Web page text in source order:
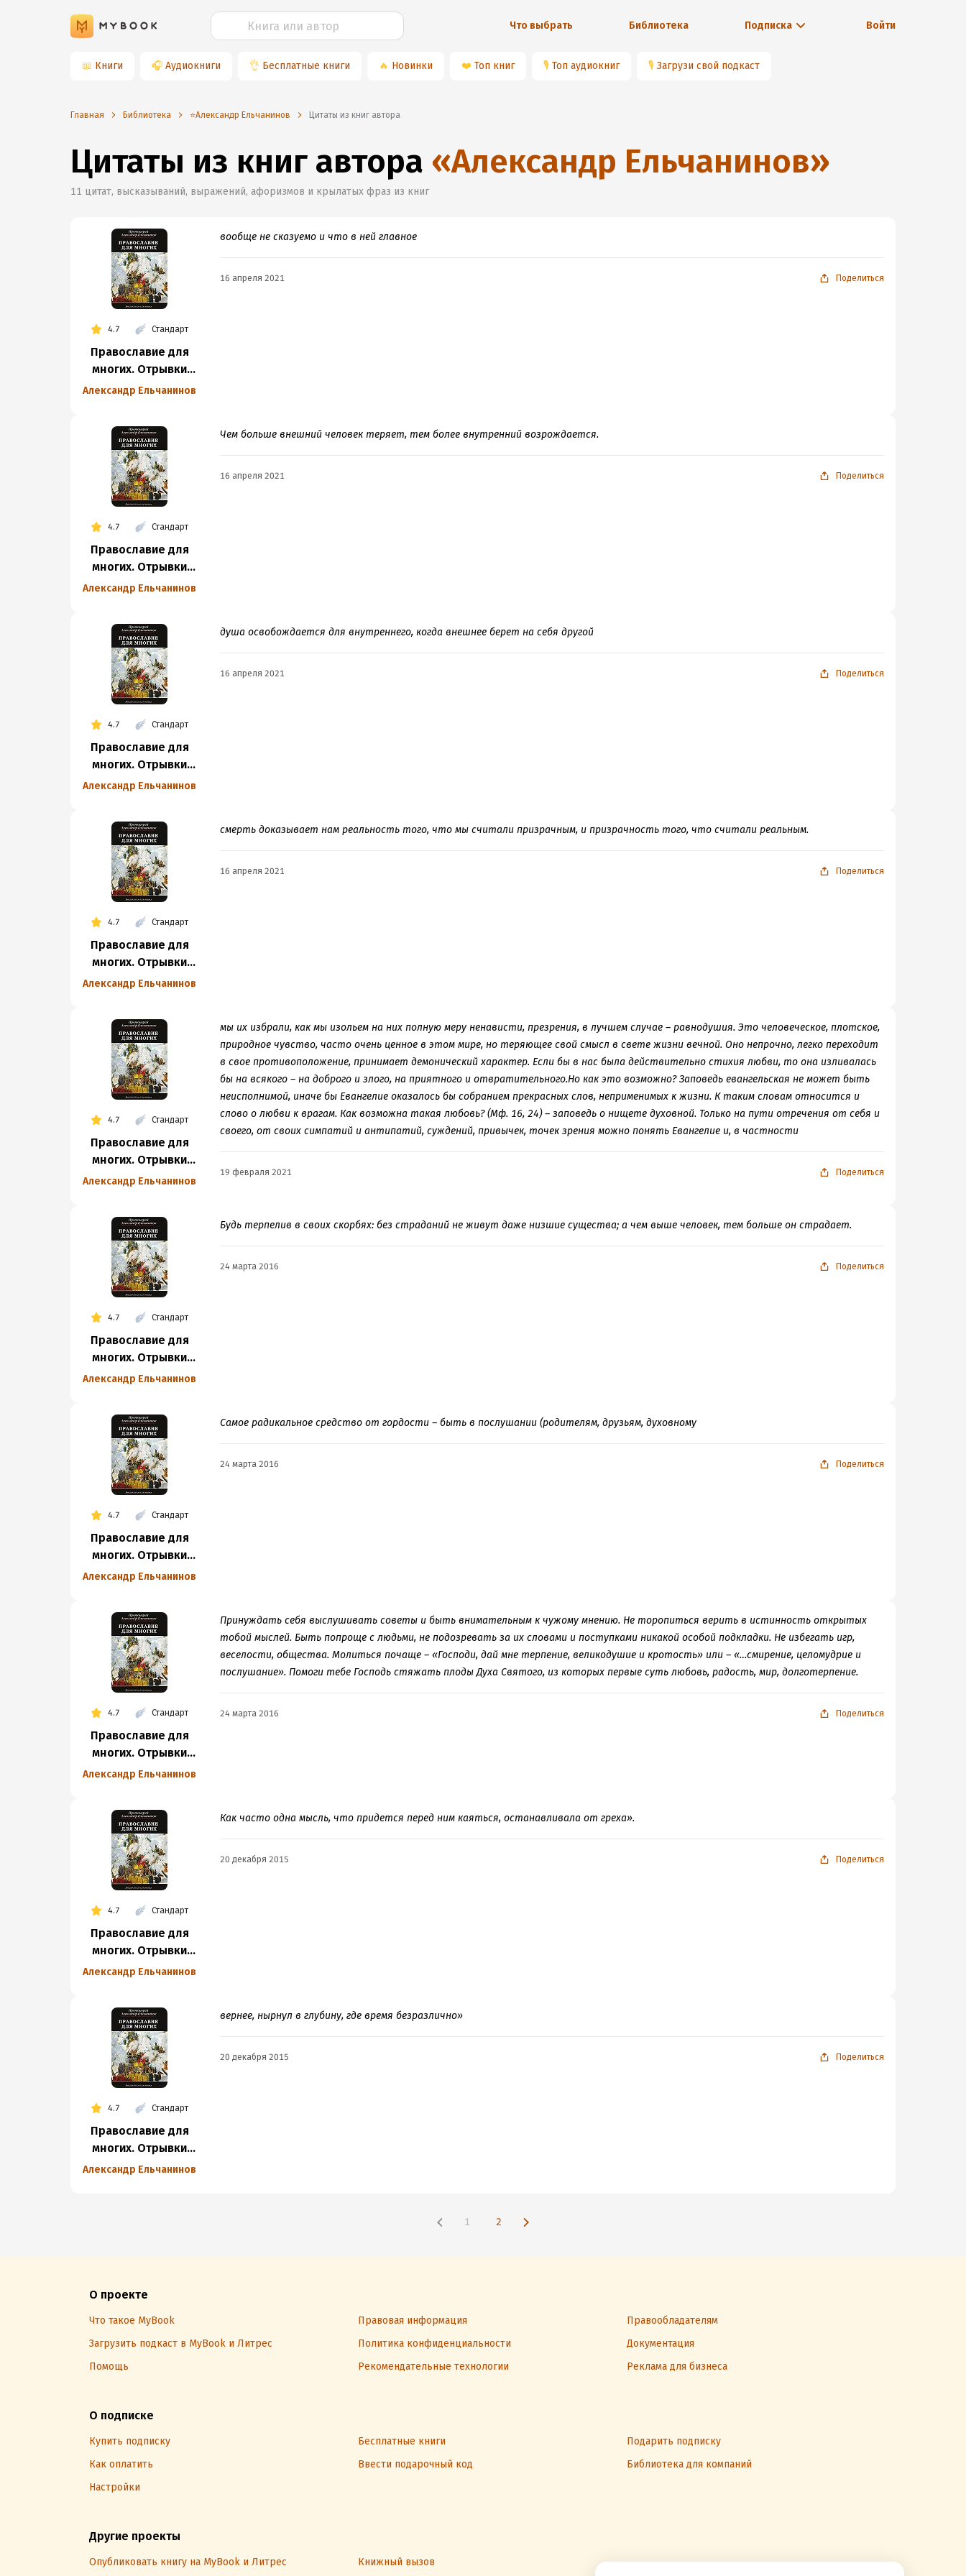
Что выбрать Библиотека Подписка Войти
📖 Книги 🎧 Аудиокниги 👌 Бесплатные книги 🔥 Новинки ❤️ Топ книг 🎙 Топ аудиокниг 🎙 Загрузи свой подкаст
Главная Библиотека ⭐️Александр Ельчанинов Цитаты из книг автора
Цитаты из книг автора «Александр Ельчанинов»
11 цитат, высказываний, выражений, афоризмов и крылатых фраз из книг
4.7 Стандарт
Православие для
многих. Отрывки
из дневника
Александр Ельчанинов
вообще не сказуемо и что в ней главное
16 апреля 2021 Поделиться
4.7 Стандарт
Православие для
многих. Отрывки
из дневника
Александр Ельчанинов
Чем больше внешний человек теряет, тем более внутренний возрождается.
16 апреля 2021 Поделиться
4.7 Стандарт
Православие для
многих. Отрывки
из дневника
Александр Ельчанинов
душа освобождается для внутреннего, когда внешнее берет на себя другой
16 апреля 2021 Поделиться
4.7 Стандарт
Православие для
многих. Отрывки
из дневника
Александр Ельчанинов
смерть доказывает нам реальность того, что мы считали призрачным, и призрачность того, что считали реальным.
16 апреля 2021 Поделиться
4.7 Стандарт
Православие для
многих. Отрывки
из дневника
Александр Ельчанинов
мы их избрали, как мы изольем на них полную меру ненависти, презрения, в лучшем случае – равнодушия. Это человеческое, плотское,
природное чувство, часто очень ценное в этом мире, но теряющее свой смысл в свете жизни вечной. Оно непрочно, легко переходит
в свое противоположение, принимает демонический характер. Если бы в нас была действительно стихия любви, то она изливалась
бы на всякого – на доброго и злого, на приятного и отвратительного.Но как это возможно? Заповедь евангельская не может быть
неисполнимой, иначе бы Евангелие оказалось бы собранием прекрасных слов, неприменимых к жизни. К таким словам относится и
слово о любви к врагам. Как возможна такая любовь? (Мф. 16, 24) – заповедь о нищете духовной. Только на пути отречения от себя и
своего, от своих симпатий и антипатий, суждений, привычек, точек зрения можно понять Евангелие и, в частности
19 февраля 2021 Поделиться
4.7 Стандарт
Православие для
многих. Отрывки
из дневника
Александр Ельчанинов
Будь терпелив в своих скорбях: без страданий не живут даже низшие существа; а чем выше человек, тем больше он страдает.
24 марта 2016 Поделиться
4.7 Стандарт
Православие для
многих. Отрывки
из дневника
Александр Ельчанинов
Самое радикальное средство от гордости – быть в послушании (родителям, друзьям, духовному
24 марта 2016 Поделиться
4.7 Стандарт
Православие для
многих. Отрывки
из дневника
Александр Ельчанинов
Принуждать себя выслушивать советы и быть внимательным к чужому мнению. Не торопиться верить в истинность открытых
тобой мыслей. Быть попроще с людьми, не подозревать за их словами и поступками никакой особой подкладки. Не избегать игр,
веселости, общества. Молиться почаще – «Господи, дай мне терпение, великодушие и кротость» или – «…смирение, целомудрие и
послушание». Помоги тебе Господь стяжать плоды Духа Святого, из которых первые суть любовь, радость, мир, долготерпение.
24 марта 2016 Поделиться
4.7 Стандарт
Православие для
многих. Отрывки
из дневника
Александр Ельчанинов
Как часто одна мысль, что придется перед ним каяться, останавливала от греха».
20 декабря 2015 Поделиться
4.7 Стандарт
Православие для
многих. Отрывки
из дневника
Александр Ельчанинов
вернее, нырнул в глубину, где время безразлично»
20 декабря 2015 Поделиться
1 2
О проекте
Что такое MyBook Правовая информация
Правообладателям
Загрузить подкаст в MyBook и Литрес
Политика конфиденциальности
Документация
Помощь
Рекомендательные технологии Реклама для бизнеса
О подписке
Купить подписку Бесплатные книги
Подарить подписку
Как оплатить
Ввести подарочный код
Библиотека для компаний
Настройки
Другие проекты
Опубликовать книгу на MyBook и Литрес Книжный вызов